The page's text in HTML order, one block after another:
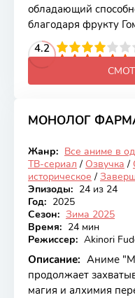
обладающий
благодаря фрукту
4.2
4 5 6 7 8 9 10
МОНОЛОГ
Закончен
8.91
Жанр: Все аниме в
ТВ-сериал / Озвучка /
историческое /
Эпизоды: 24 из 24
Год: 2025
Сезон: Зима 2025
Время: 24 мин
Режиссер: Akinori
Описание: Аниме
продолжает
магия и алхимия